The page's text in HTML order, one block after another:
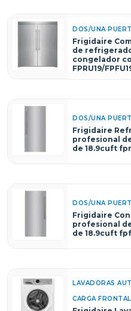
DOS/UNA
Frigidaire
de
congelador
FPRU19/
DOS/UNA
Frigidaire
profesional
de 18.9cuft
DOS/UNA
Frigidaire
profesional
de 18.9cuft
LAVADORAS
CARGA FRONTAL